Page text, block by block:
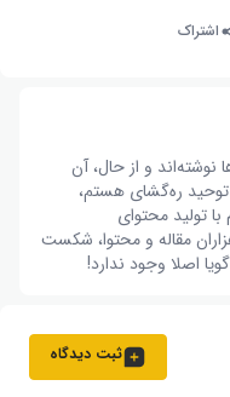
اشتراک
نوشته‌اند و از حال، آن
ره‌گشای هستم،
تولید محتوای
مقاله و محتوا، شکست
اصلا وجود ندارد!
ثبت دیدگاه